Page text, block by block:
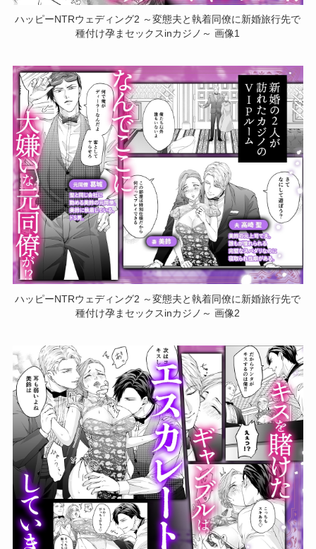
ハッピーNTRウェディング2 ～変態夫と執着同僚に新婚旅行先で
種付け孕まセックスinカジノ～ 画像1
ハッピーNTRウェディング2 ～変態夫と執着同僚に新婚旅行先で
種付け孕まセックスinカジノ～ 画像2